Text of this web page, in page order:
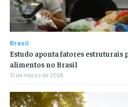
Brasil
Estudo aponta fatores estruturais
alimentos no Brasil
31 de março de 2026